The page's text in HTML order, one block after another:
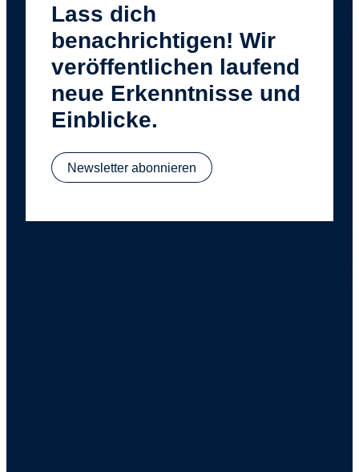
Lass dich
benachrichtigen! Wir
veröffentlichen laufend
neue Erkenntnisse und
Einblicke.
Newsletter abonnieren